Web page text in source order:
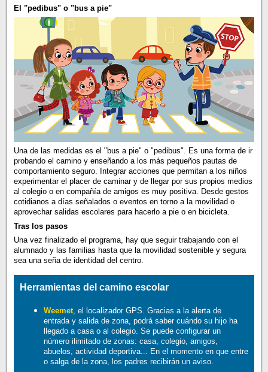
El "pedibus" o "bus a pie"
Una de las medidas es el "bus a pie" o "pedibus". Es una forma de ir
probando el camino y enseñando a los más pequeños pautas de
comportamiento seguro. Integrar acciones que permitan a los niños
experimentar el placer de caminar y de llegar por sus propios medios
al colegio o en compañía de amigos es muy positiva. Desde gestos
cotidianos a días señalados o eventos en torno a la movilidad o
aprovechar salidas escolares para hacerlo a pie o en bicicleta.
Tras los pasos
Una vez finalizado el programa, hay que seguir trabajando con el
alumnado y las familias hasta que la movilidad sostenible y segura
sea una seña de identidad del centro.
Herramientas del camino escolar
Weemet, el localizador GPS. Gracias a la alerta de
entrada y salida de zona, podrá saber cuándo su hijo ha
llegado a casa o al colegio. Se puede configurar un
número ilimitado de zonas: casa, colegio, amigos,
abuelos, actividad deportiva... En el momento en que entre
o salga de la zona, los padres recibirán un aviso.